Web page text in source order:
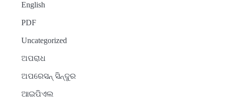
English
PDF
Uncategorized
ଅପରାଧ
ଅପରେସନ୍ ସିନ୍ଦୁର
ଆଇପିଏଲ